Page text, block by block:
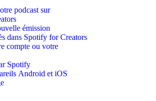
podcast sur
émission
dans Spotify for Creators
compte ou votre
Spotify
Android et iOS